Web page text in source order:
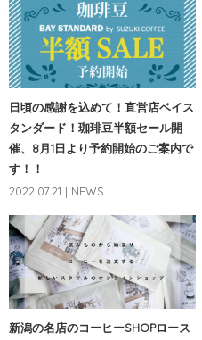
日頃の感謝を込めて！直営店ベイス
タンダード！珈琲豆半額セール開
催、8月1日より予約開始のご案内で
す！！
2022.07.21 | NEWS
新潟の名店のコーヒーSHOPロース